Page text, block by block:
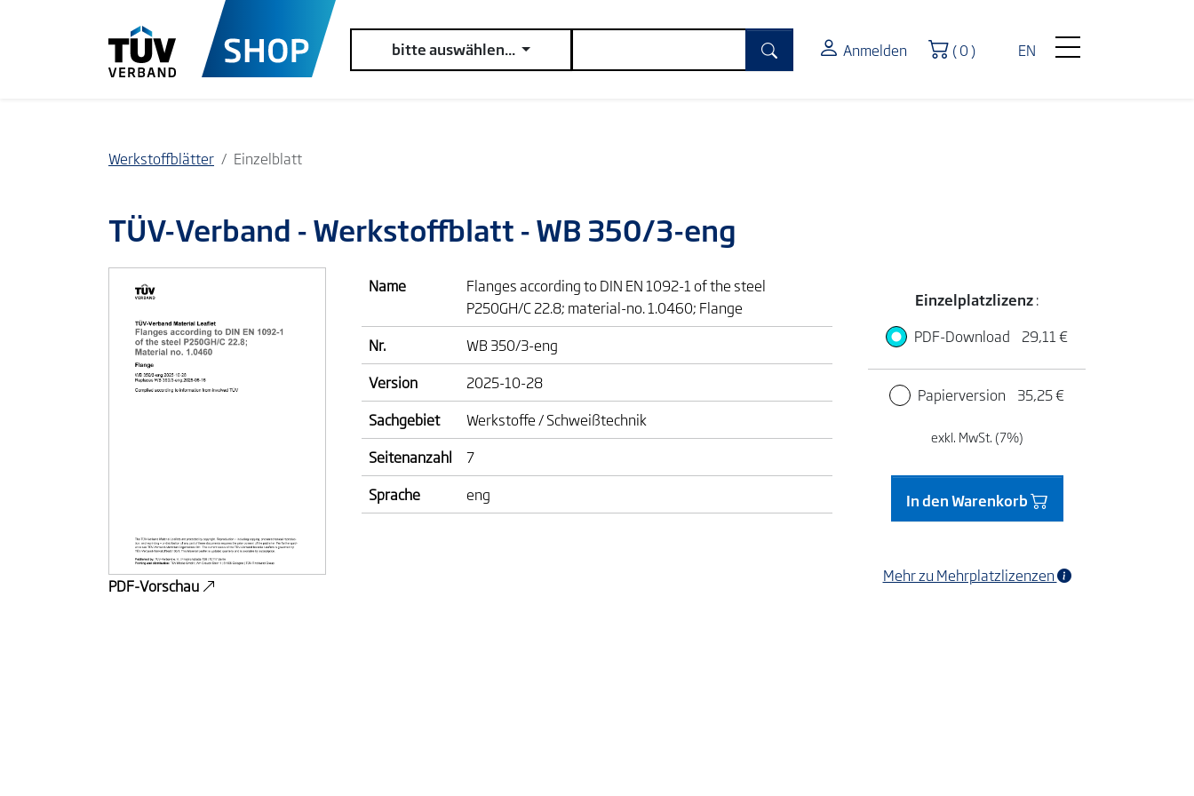
EN
bitte auswählen... Anmelden Warenkorb
( 0 )
Werkstoffblätter Einzelblatt
TÜV-Verband - Werkstoffblatt - WB 350/3-eng
PDF-Vorschau
Name
Flanges according to DIN EN 1092-1 of the steel
P250GH/C 22.8; material-no. 1.0460; Flange
Nr.
WB 350/3-eng
Version
2025-10-28
Sachgebiet
Werkstoffe / Schweißtechnik
Seitenanzahl
7
Sprache
eng
Einzelplatzlizenz:
PDF-Download
29,11 €
Papierversion 35,25 €
exkl. MwSt. (7%)
In den Warenkorb
Mehr zu Mehrplatzlizenzen